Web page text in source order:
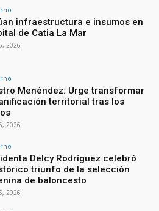
infraestructura e insumos en
de Catia La Mar
2026
Menéndez: Urge transformar
territorial tras los
2026
Delcy Rodríguez celebró
triunfo de la selección
de baloncesto
2026